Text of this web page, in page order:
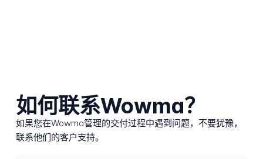
如何联系Wowma？
如果您在Wowma管理的交付过程中遇到问题，不要犹豫，
联系他们的客户支持。